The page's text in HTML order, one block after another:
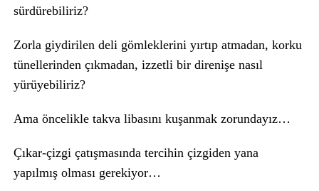
sürdürebiliriz?
Zorla giydirilen deli gömleklerini yırtıp atmadan, korku
tünellerinden çıkmadan, izzetli bir direnişe nasıl
yürüyebiliriz?
Ama öncelikle takva libasını kuşanmak zorundayız…
Çıkar-çizgi çatışmasında tercihin çizgiden yana
yapılmış olması gerekiyor…